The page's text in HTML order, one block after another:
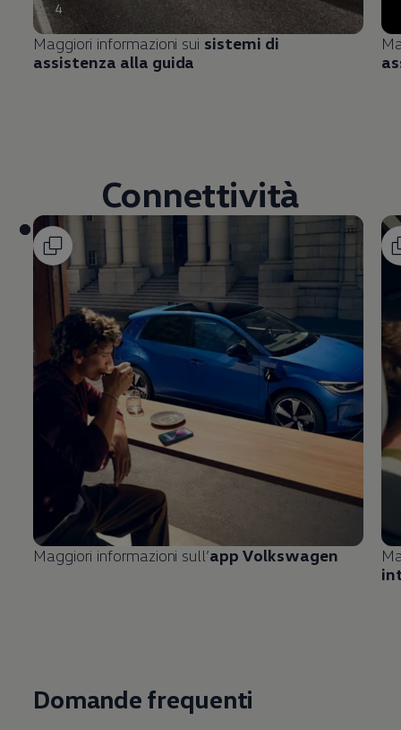
4
Maggiori informazioni sui sistemi di
assistenza alla guida
Connettività
Maggiori informazioni sull’app Volkswagen
Domande frequenti